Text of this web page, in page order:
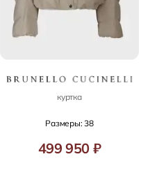
куртка
Размеры: 38
499 950 ₽